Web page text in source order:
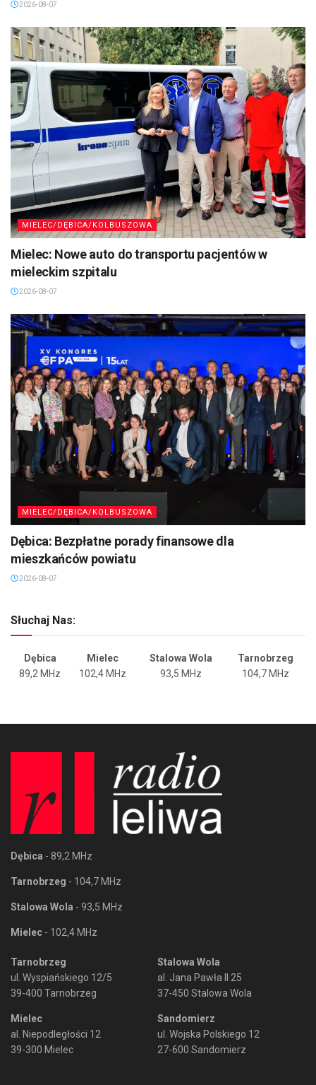
2026-08-07
MIELEC/DĘBICA/KOLBUSZOWA
Mielec: Nowe auto do transportu pacjentów w
mieleckim szpitalu
2026-08-07
MIELEC/DĘBICA/KOLBUSZOWA
Dębica: Bezpłatne porady finansowe dla
mieszkańców powiatu
2026-08-07
Słuchaj Nas:
Dębica Mielec Stalowa Wola
Tarnobrzeg
89,2 MHz
102,4 MHz 93,5 MHz 104,7 MHz
Dębica - 89,2 MHz
Tarnobrzeg - 104,7 MHz
Stalowa Wola - 93,5 MHz
Mielec - 102,4 MHz
Tarnobrzeg
ul. Wyspiańskiego 12/5
39-400 Tarnobrzeg
Mielec
al. Niepodległości 12
39-300 Mielec
Stalowa Wola
al. Jana Pawła II 25
37-450 Stalowa Wola
Sandomierz
ul. Wojska Polskiego 12
27-600 Sandomierz